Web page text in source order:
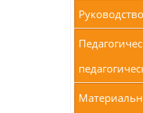
Руководство